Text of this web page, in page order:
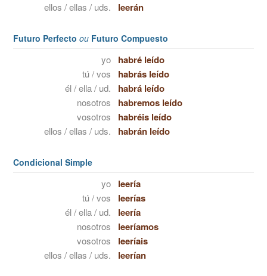
ellos / ellas / uds. leerán
Futuro Perfecto ou Futuro Compuesto
yo habré leído
tú / vos habrás leído
él / ella / ud. habrá leído
nosotros habremos leído
vosotros habréis leído
ellos / ellas / uds. habrán leído
Condicional Simple
yo leería
tú / vos leerías
él / ella / ud. leería
nosotros leeríamos
vosotros leeríais
ellos / ellas / uds. leerían